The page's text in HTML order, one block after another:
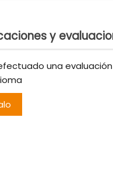
y
una evaluación